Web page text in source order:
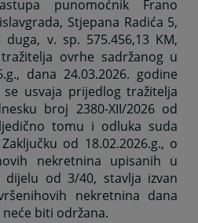
punomoćnik Frano
Stjepana Radića 5,
v. sp. 575.456,13 KM,
ovrhe sadržanog u
dana 24.03.2026. godine
usvaja prijedlog tražitelja
broj 2380-XII/2026 od
tomu i odluka suda
od 18.02.2026.g., o
nekretnina upisanih u
dijelu od 3/40, stavlja izvan
nekretnina dana
neće biti održana.